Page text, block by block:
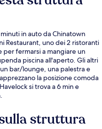
in auto da Chinatown
Restaurant, uno dei 2 ristoranti
per fermarsi a mangiare un
piscina all'aperto. Gli altri
bar/lounge, una palestra e
la posizione comoda
si trova a 6 min e
struttura